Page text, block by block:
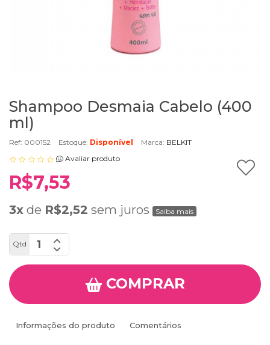
Shampoo Desmaia Cabelo (400
ml)
Ref: 000152 Estoque: Disponível Marca: BELKIT
Avaliar produto
R$7,53
3x de R$2,52 sem juros Saiba mais
Qtd
COMPRAR
Informações do produto Comentários